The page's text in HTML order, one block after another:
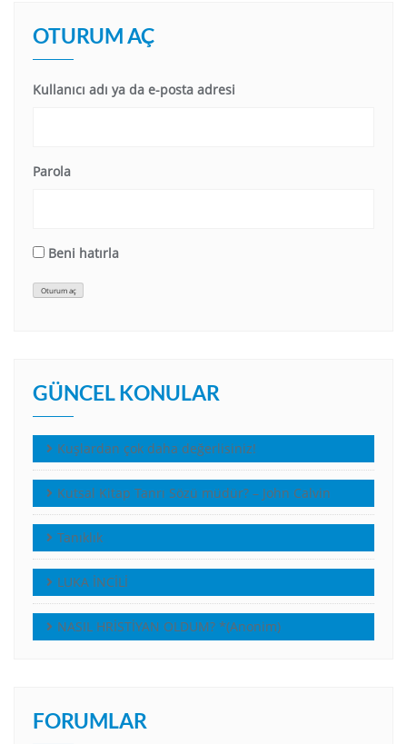
OTURUM AÇ
Kullanıcı adı ya da e-posta adresi
Parola
Beni hatırla
Oturum aç
GÜNCEL KONULAR
Kuşlardan çok daha değerlisiniz!
Kutsal Kitap Tanrı Sözü müdür? – John Calvin
Tanıklık
LUKA İNCİLİ
NASIL HRİSTİYAN OLDUM? *(Anonim)
FORUMLAR